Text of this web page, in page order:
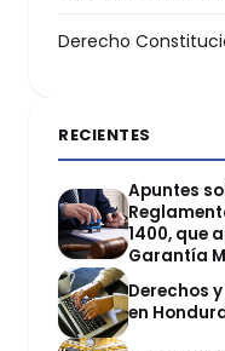
Derecho
RECIENTES
Apuntes
1400, que
Garantía
Derechos
en